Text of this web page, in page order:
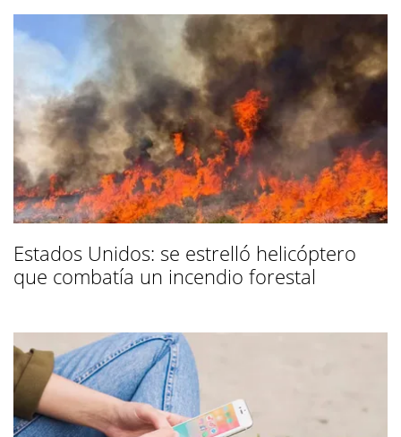
Estados Unidos: se estrelló helicóptero
que combatía un incendio forestal